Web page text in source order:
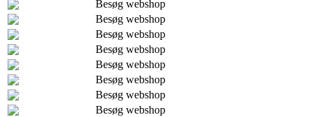
Besøg webshop
Besøg webshop
Besøg webshop
Besøg webshop
Besøg webshop
Besøg webshop
Besøg webshop
Besøg webshop